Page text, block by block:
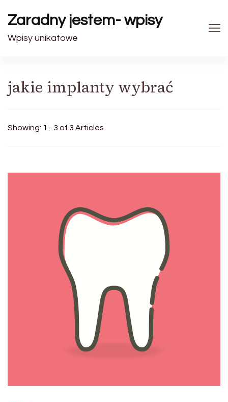
Zaradny jestem- wpisy
Wpisy unikatowe
jakie implanty wybrać
Showing: 1 - 3 of 3 Articles